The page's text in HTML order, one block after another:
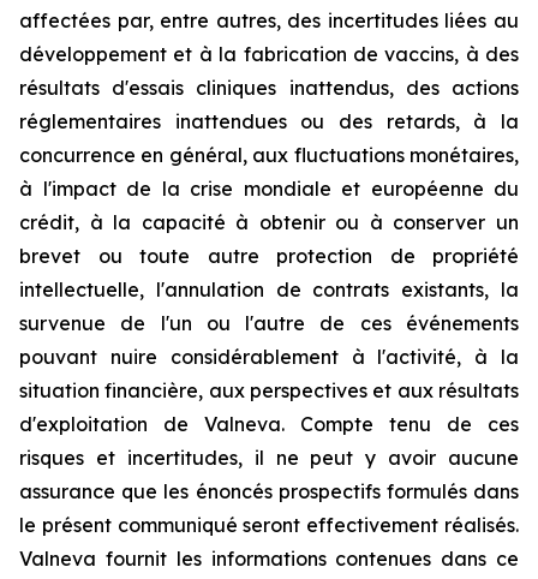
affectées par, entre autres, des incertitudes liées au
développement et à la fabrication de vaccins, à des
résultats d'essais cliniques inattendus, des actions
réglementaires inattendues ou des retards, à la
concurrence en général, aux fluctuations monétaires,
à l'impact de la crise mondiale et européenne du
crédit, à la capacité à obtenir ou à conserver un
brevet ou toute autre protection de propriété
intellectuelle, l'annulation de contrats existants, la
survenue de l'un ou l'autre de ces événements
pouvant nuire considérablement à l'activité, à la
situation financière, aux perspectives et aux résultats
d'exploitation de Valneva. Compte tenu de ces
risques et incertitudes, il ne peut y avoir aucune
assurance que les énoncés prospectifs formulés dans
le présent communiqué seront effectivement réalisés.
Valneva fournit les informations contenues dans ce